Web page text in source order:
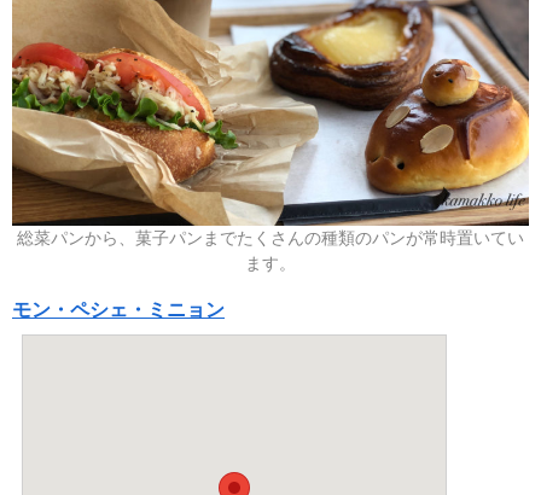
総菜パンから、菓子パンまでたくさんの種類のパンが常時置いてい
ます。
モン・ペシェ・ミニョン